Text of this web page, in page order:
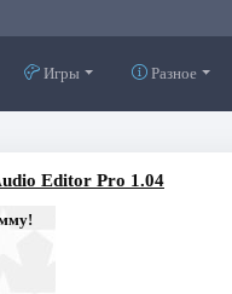
Игры Разное
Editor Pro 1.04